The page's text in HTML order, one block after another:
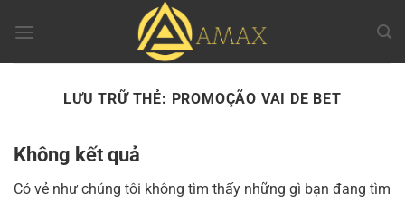
đến
LƯU TRỮ THẺ: PROMOÇÃO VAI DE BET
Không kết quả
Có vẻ như chúng tôi không tìm thấy những gì bạn đang tìm